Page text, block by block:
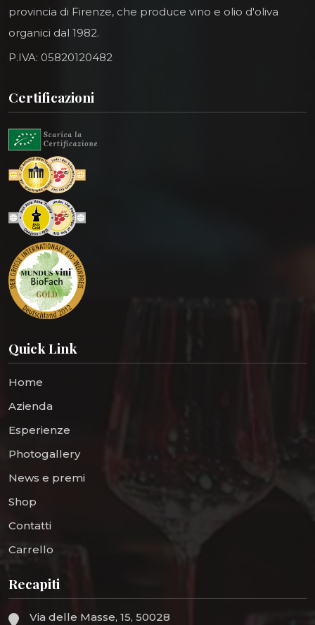
provincia di Firenze, che produce vino e olio d'oliva
organici dal 1982.
P.IVA: 05820120482
Certificazioni
Quick Link
Home
Azienda
Esperienze
Photogallery
News e premi
Shop
Contatti
Carrello
Recapiti
Via delle Masse, 15, 50028